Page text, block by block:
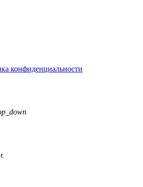
конфиденциальности